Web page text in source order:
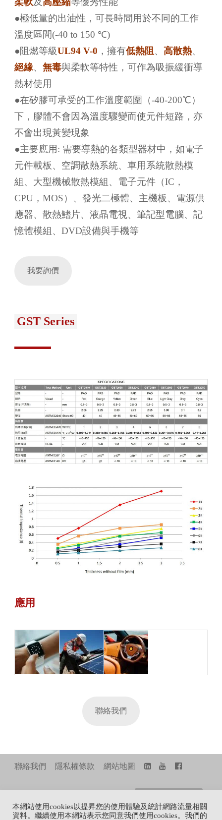
●極低量的出油性，可長時間用於不同的工作
溫度區間(-40 to 150 ℃)
●阻燃等級UL94 V-0 ，擁有低熱阻 、 高散熱、
絕緣、 無毒與柔軟等特性，可作為吸振緩衝導
熱材使用
●在矽膠可承受的工作溫度範圍（-40-200℃）
下，膠體不會因為溫度驟變而使元件短路，亦
不會出現黃變現象
●主要應用: 需要導熱的各類型器材中，如電子
元件載板、空調散熱系統、車用系統散熱模
組、大型機械散熱模組、電子元件（IC，
CPU，MOS）、發光二極體、主機板、電源供
應器、散熱鰭片、液晶電視、筆記型電腦、記
憶體模組、DVD設備與手機等
我要詢價
GST Series
應用
聯絡我們
聯絡我們 隱私權條款 網站地圖
FAMILY SITE
本網站使用cookies以提昇您的使用體驗及統計網路流量相關
資料。繼續使用本網站表示您同意我們使用cookies。我們的